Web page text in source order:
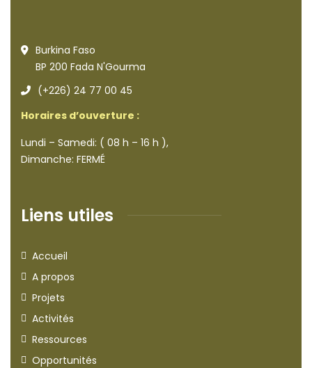
Burkina Faso
BP 200 Fada N'Gourma
(+226) 24 77 00 45
Horaires d’ouverture :
Lundi – Samedi: ( 08 h – 16 h ),
Dimanche: FERMÉ
Liens utiles
Accueil
A propos
Projets
Activités
Ressources
Opportunités